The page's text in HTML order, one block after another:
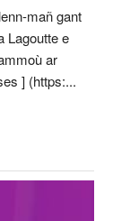
mañ gant
Lagoutte e
ar
] (https:...